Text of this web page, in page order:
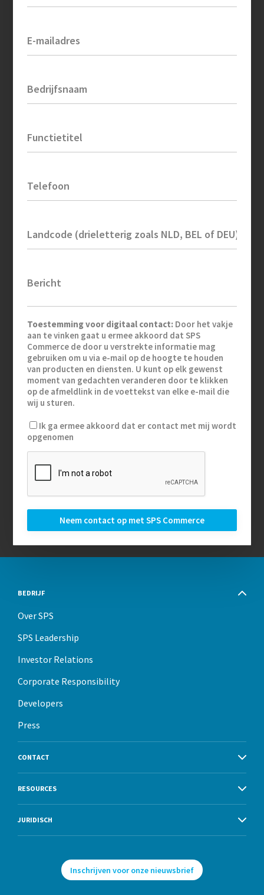
E-mailadres
Bedrijfsnaam
Functietitel
Telefoon
Landcode (drieletterig zoals NLD, BEL of DEU)
Bericht
Toestemming voor digitaal contact: Door het vakje
aan te vinken gaat u ermee akkoord dat SPS
Commerce de door u verstrekte informatie mag
gebruiken om u via e-mail op de hoogte te houden
van producten en diensten. U kunt op elk gewenst
moment van gedachten veranderen door te klikken
op de afmeldlink in de voettekst van elke e-mail die
wij u sturen.
Ik ga ermee akkoord dat er contact met mij wordt
opgenomen
BEDRIJF
Over SPS
SPS Leadership
Investor Relations
Corporate Responsibility
Developers
Press
CONTACT
RESOURCES
JURIDISCH
Inschrijven voor onze nieuwsbrief